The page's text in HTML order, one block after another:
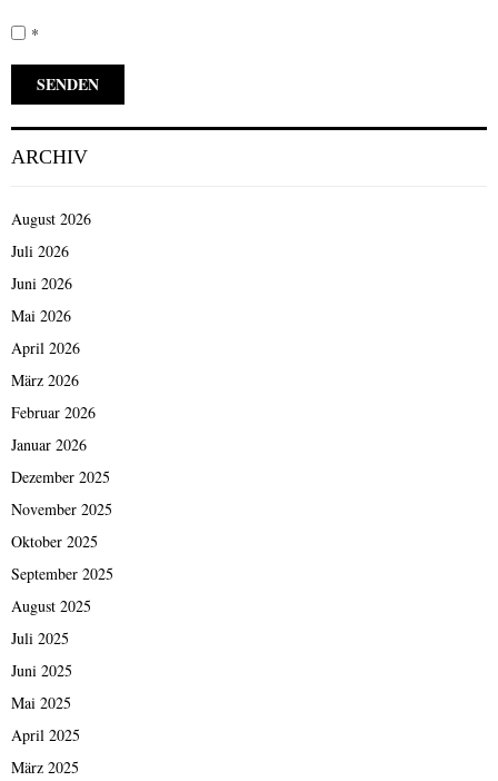
*
ARCHIV
August 2026
Juli 2026
Juni 2026
Mai 2026
April 2026
März 2026
Februar 2026
Januar 2026
Dezember 2025
November 2025
Oktober 2025
September 2025
August 2025
Juli 2025
Juni 2025
Mai 2025
April 2025
März 2025